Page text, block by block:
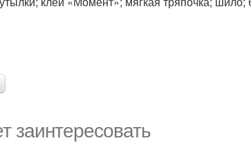
заинтересовать